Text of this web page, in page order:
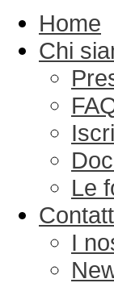
Home
Chi
Le
I